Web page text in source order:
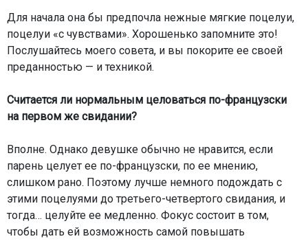
Для начала она бы предпочла нежные мягкие поцелуи,
поцелуи «с чувствами». Хорошенько запомните это!
Послушайтесь моего совета, и вы покорите ее своей
преданностью — и техникой.
Считается ли нормальным целоваться по-французски
на первом же свидании?
Вполне. Однако девушке обычно не нравится, если
парень целует ее по-французски, по ее мнению,
слишком рано. Поэтому лучше немного подождать с
этими поцелуями до третьего-четвертого свидания, и
тогда… целуйте ее медленно. Фокус состоит в том,
чтобы дать ей возможность самой повышать